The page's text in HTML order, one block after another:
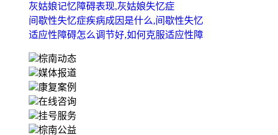
灰姑娘记忆障碍表现,灰姑娘失忆症
间歇性失忆症疾病成因是什么,间歇性失忆
适应性障碍怎么调节好,如何克服适应性障
棕南动态
媒体报道
康复案例
在线咨询
挂号服务
棕南公益